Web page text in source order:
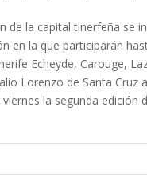
de la capital tinerfeña se
en la que participarán
Echeyde, Carouge,
Lorenzo de Santa Cruz
la segunda edición